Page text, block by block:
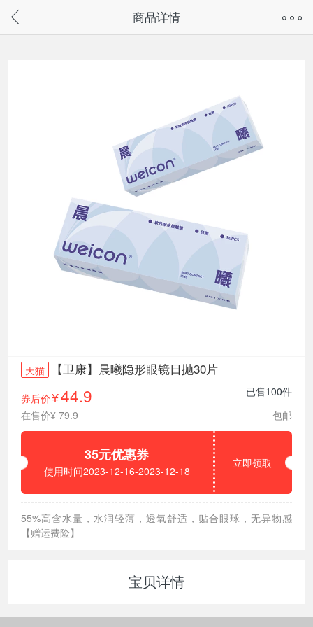
请通过微信或支付宝搜“奇兔客小程序”访问
商品详情
天猫 【卫康】晨曦隐形眼镜日抛30片
券后价¥44.9
已售100件
在售价¥ 79.9
包邮
35元优惠券
使用时间2023-12-16-2023-12-18
立即领取
55%高含水量，水润轻薄，透氧舒适，贴合眼球，无异物感
【赠运费险】
宝贝详情